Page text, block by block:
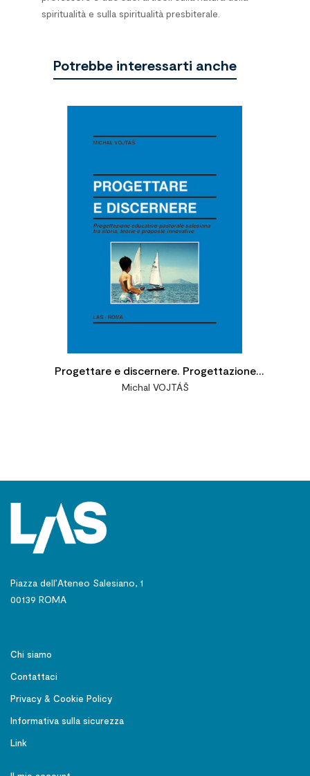
spiritualità e sulla spiritualità presbiterale.
Potrebbe interessarti anche
Progettare e discernere. Progettazione
educativo-pastorale salesiana tra storia,
Michal VOJTÁŠ
Piazza dell’Ateneo Salesiano, 1
00139 ROMA
Chi siamo
Contattaci
Privacy & Cookie Policy
Informativa sulla sicurezza
Link